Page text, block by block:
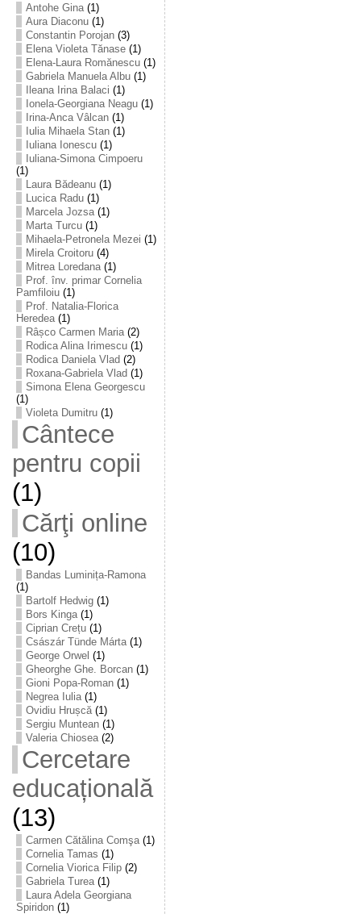
Antohe Gina(1)
Aura Diaconu(1)
Constantin Porojan(3)
Elena Violeta Tănase(1)
Elena-Laura Romănescu(1)
Gabriela Manuela Albu(1)
Ileana Irina Balaci (1)
Ionela-Georgiana Neagu(1)
Irina-Anca Vâlcan(1)
Iulia Mihaela Stan(1)
Iuliana Ionescu(1)
Iuliana-Simona Cimpoeru
(1)
Laura Bădeanu(1)
Lucica Radu(1)
Marcela Jozsa(1)
Marta Turcu(1)
Mihaela-Petronela Mezei (1)
Mirela Croitoru(4)
Mitrea Loredana(1)
Prof. înv. primar Cornelia
Pamfiloiu(1)
Prof. Natalia-Florica
Heredea(1)
Râșco Carmen Maria(2)
Rodica Alina Irimescu(1)
Rodica Daniela Vlad (2)
Roxana-Gabriela Vlad (1)
Simona Elena Georgescu
(1)
Violeta Dumitru(1)
Cântece
pentru copii
(1)
Cărţi online
(10)
Bandas Luminița-Ramona
(1)
Bartolf Hedwig(1)
Bors Kinga(1)
Ciprian Crețu(1)
Császár Tünde Márta(1)
George Orwel (1)
Gheorghe Ghe. Borcan(1)
Gioni Popa-Roman(1)
Negrea Iulia(1)
Ovidiu Hrușcă(1)
Sergiu Muntean(1)
Valeria Chiosea(2)
Cercetare
educațională
(13)
Carmen Cătălina Comşa(1)
Cornelia Tamas (1)
Cornelia Viorica Filip(2)
Gabriela Turea(1)
Laura Adela Georgiana
Spiridon(1)